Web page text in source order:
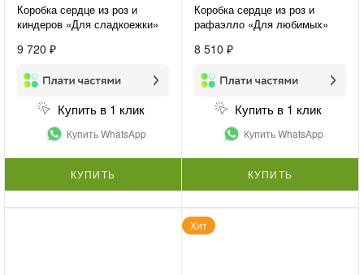
Коробка сердце из роз и
киндеров «Для сладкоежки»
9 720 ₽
Купить в 1 клик
Купить WhatsApp
КУПИТЬ
Коробка сердце из роз и
рафаэлло «Для любимых»
8 510 ₽
Купить в 1 клик
Купить WhatsApp
КУПИТЬ
Хит